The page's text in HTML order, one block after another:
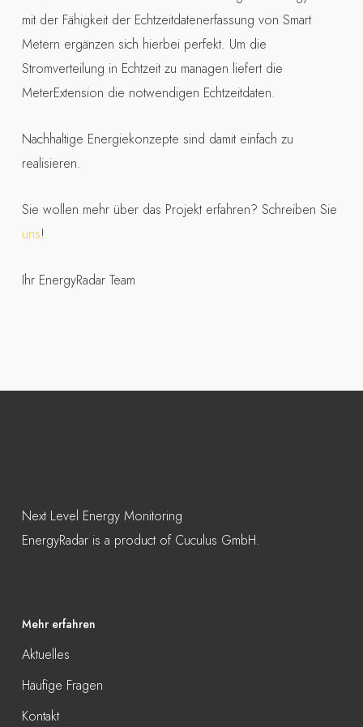
mit der Fähigkeit der Echtzeitdatenerfassung von Smart
Metern ergänzen sich hierbei perfekt. Um die
Stromverteilung in Echtzeit zu managen liefert die
MeterExtension die notwendigen Echtzeitdaten.
Nachhaltige Energiekonzepte sind damit einfach zu
realisieren.
Sie wollen mehr über das Projekt erfahren? Schreiben Sie
uns!
Ihr EnergyRadar Team
Next Level Energy Monitoring
EnergyRadar is a product of Cuculus GmbH.
Mehr erfahren
Aktuelles
Häufige Fragen
Kontakt